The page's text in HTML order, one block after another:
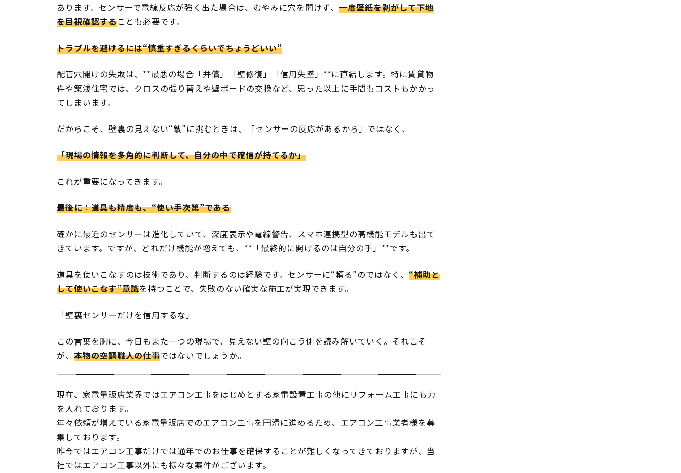
あります。センサーで電線反応が強く出た場合は、むやみに穴を開けず、 一度壁紙を剥がして下地
を目視確認することも必要です。
トラブルを避けるには“慎重すぎるくらいでちょうどいい”
配管穴開けの失敗は、**最悪の場合「弁償」「壁修復」「信用失墜」**に直結します。特に賃貸物
件や築浅住宅では、クロスの張り替えや壁ボードの交換など、思った以上に手間もコストもかかっ
てしまいます。
だからこそ、壁裏の見えない“敵”に挑むときは、「センサーの反応があるから」ではなく、
「現場の情報を多角的に判断して、自分の中で確信が持てるか」
これが重要になってきます。
最後に：道具も精度も、“使い手次第”である
確かに最近のセンサーは進化していて、深度表示や電線警告、スマホ連携型の高機能モデルも出て
きています。ですが、どれだけ機能が増えても、**「最終的に開けるのは自分の手」**です。
道具を使いこなすのは技術であり、判断するのは経験です。センサーに“頼る”のではなく、 “補助と
して使いこなす”意識を持つことで、失敗のない確実な施工が実現できます。
「壁裏センサーだけを信用するな」
この言葉を胸に、今日もまた一つの現場で、見えない壁の向こう側を読み解いていく。それこそ
が、 本物の空調職人の仕事ではないでしょうか。
現在、家電量販店業界ではエアコン工事をはじめとする家電設置工事の他にリフォーム工事にも力
を入れております。
年々依頼が増えている家電量販店でのエアコン工事を円滑に進めるため、エアコン工事業者様を募
集しております。
昨今ではエアコン工事だけでは通年でのお仕事を確保することが難しくなってきておりますが、当
社ではエアコン工事以外にも様々な案件がございます。